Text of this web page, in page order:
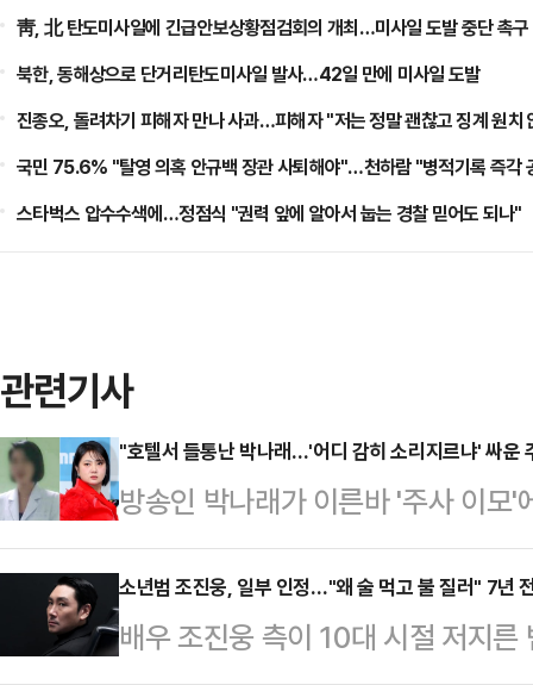
靑, 北 탄도미사일에 긴급안보상황점검회의 개최…미사일 도발 중단 촉구
북한, 동해상으로 단거리탄도미사일 발사…42일 만에 미사일 도발
진종오, 돌려차기 피해자 만나 사과…피해자 "저는 정말 괜찮고 징계 원치
국민 75.6% "탈영 의혹 안규백 장관 사퇴해야"…천하람 "병적기록 즉각
스타벅스 압수수색에…정점식 "권력 앞에 알아서 눕는 경찰 믿어도 되나"
관련기사
"호텔서 들통난 박나래…'어디 감히 소리지르냐' 싸운
방송인 박나래가 이른바 '주사 이모
는 전 매니저의 추가 폭로가 나왔
르면 박나래 전 매니저는 "'주사 이
며 대만에서 예능 프로그램을 촬영
소년범 조진웅, 일부 인정…"왜 술 먹고 불 질러" 7년
배우 조진웅 측이 10대 시절 저지